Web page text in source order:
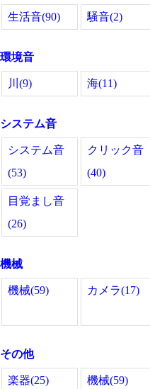
生活音(90) 騒音(2)
環境音
川(9) 海(11)
システム音
システム音
(53)
クリック音
(40)
目覚まし音
(26)
機械
機械(59) カメラ(17)
その他
楽器(25) 機械(59)